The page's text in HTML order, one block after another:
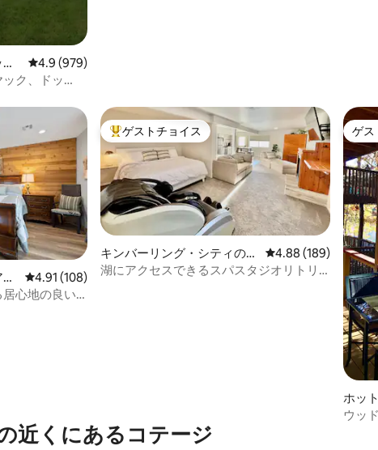
レビュー979件、5つ星中4.9つ星の平均評価
4.9 (979)
ク、ドッ
価
レビュー108件、5つ星中4.91つ星の平均評価
4.91 (108)
心地の良い
大好評のゲストチョイスです。
ゲストチョイス
キンバーリング・シティのマ
ンション・アパート
レビュー189件、5
4.88 (189)
湖にアクセスできるスパスタジオリトリ
ゲス
ゲス
ホッ
のマ
ウッ
近くにあるコテージ